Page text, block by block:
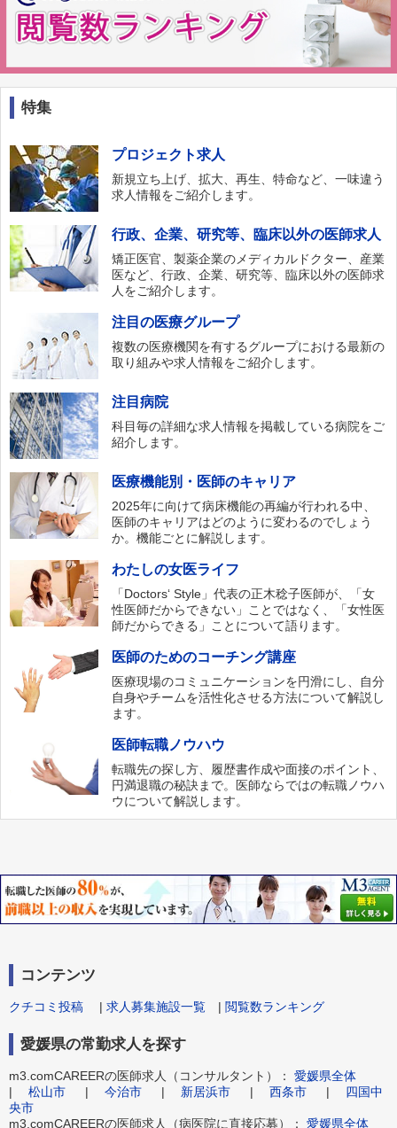
特集
プロジェクト求人
新規立ち上げ、拡大、再生、特命など、一味違う
求人情報をご紹介します。
行政、企業、研究等、臨床以外の医師求人
矯正医官、製薬企業のメディカルドクター、産業
医など、行政、企業、研究等、臨床以外の医師求
人をご紹介します。
注目の医療グループ
複数の医療機関を有するグループにおける最新の
取り組みや求人情報をご紹介します。
注目病院
科目毎の詳細な求人情報を掲載している病院をご
紹介します。
医療機能別・医師のキャリア
2025年に向けて病床機能の再編が行われる中、
医師のキャリアはどのように変わるのでしょう
か。機能ごとに解説します。
わたしの女医ライフ
「Doctors‘ Style」代表の正木稔子医師が、「女
性医師だからできない」ことではなく、「女性医
師だからできる」ことについて語ります。
医師のためのコーチング講座
医療現場のコミュニケーションを円滑にし、自分
自身やチームを活性化させる方法について解説し
ます。
医師転職ノウハウ
転職先の探し方、履歴書作成や面接のポイント、
円満退職の秘訣まで。医師ならではの転職ノウハ
ウについて解説します。
コンテンツ
クチコミ投稿 | 求人募集施設一覧 | 閲覧数ランキング
愛媛県の常勤求人を探す
m3.comCAREERの医師求人（コンサルタント）： 愛媛県全体
| 松山市 | 今治市 | 新居浜市 | 西条市 | 四国中
央市
m3.comCAREERの医師求人（病医院に直接応募）： 愛媛県全体